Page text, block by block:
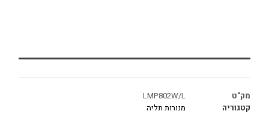
מק"ט
LMP802W/L
קטגוריה
מנורות תליה